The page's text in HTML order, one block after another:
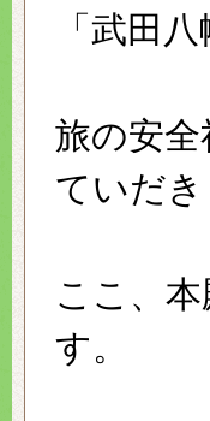
「武田
旅の安
ていだき
ここ、
す。